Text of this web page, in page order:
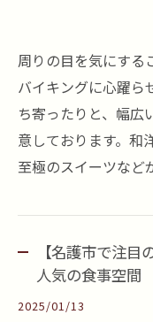
周りの目を気にする
バイキングに心躍ら
ち寄ったりと、幅広
意しております。和
至極のスイーツなど
【名護市で注
人気の食事空間
2025/01/13